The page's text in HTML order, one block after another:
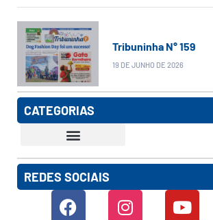
Tribuninha N° 159
19 DE JUNHO DE 2026
CATEGORIAS
REDES SOCIAIS